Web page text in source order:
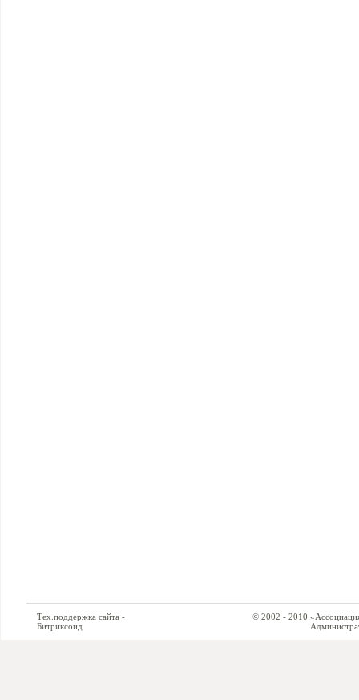
Тех.поддержка сайта -
Битриксоид
© 2002 - 2010 «Ассоциация